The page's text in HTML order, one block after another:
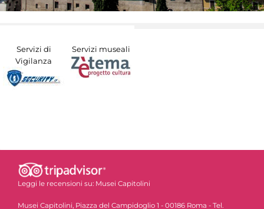
Servizi di
Vigilanza
Servizi museali
Leggi le recensioni su: Musei Capitolini
Musei Capitolini, Piazza del Campidoglio 1 - 00186 Roma - Tel.